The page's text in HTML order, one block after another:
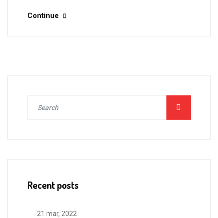
Continue
Recent posts
21 mar, 2022